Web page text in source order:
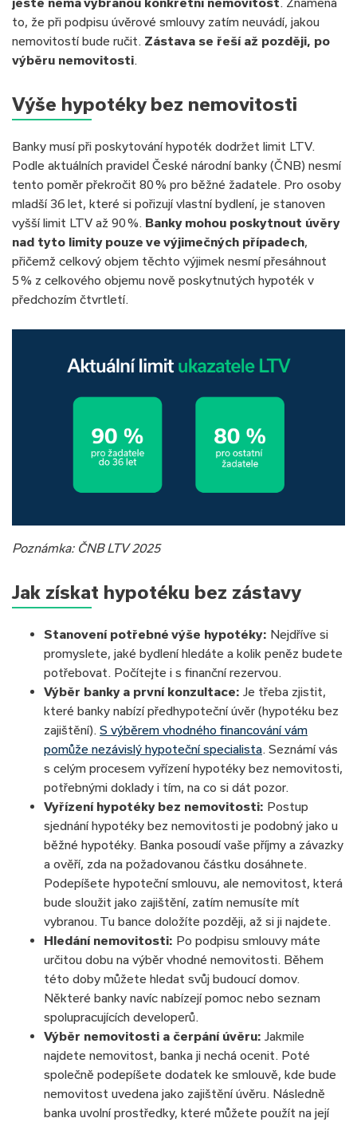
to, že při podpisu úvěrové smlouvy zatím neuvádí, jakou
nemovitostí bude ručit. Zástava se řeší až později, po
výběru nemovitosti.
Výše hypotéky bez nemovitosti
Banky musí při poskytování hypoték dodržet limit LTV.
Podle aktuálních pravidel České národní banky (ČNB) nesmí
tento poměr překročit 80 % pro běžné žadatele. Pro osoby
mladší 36 let, které si pořizují vlastní bydlení, je stanoven
vyšší limit LTV až 90 %. Banky mohou poskytnout úvěry
nad tyto limity pouze ve výjimečných případech,
přičemž celkový objem těchto výjimek nesmí přesáhnout
5 % z celkového objemu nově poskytnutých hypoték v
předchozím čtvrtletí.
Poznámka: ČNB LTV 2025
Jak získat hypotéku bez zástavy
Stanovení potřebné výše hypotéky: Nejdříve si
promyslete, jaké bydlení hledáte a kolik peněz budete
potřebovat. Počítejte i s finanční rezervou.
Výběr banky a první konzultace: Je třeba zjistit,
které banky nabízí předhypoteční úvěr (hypotéku bez
zajištění). S výběrem vhodného financování vám
pomůže nezávislý hypoteční specialista. Seznámí vás
s celým procesem vyřízení hypotéky bez nemovitosti,
potřebnými doklady i tím, na co si dát pozor.
Vyřízení hypotéky bez nemovitosti: Postup
sjednání hypotéky bez nemovitosti je podobný jako u
běžné hypotéky. Banka posoudí vaše příjmy a závazky
a ověří, zda na požadovanou částku dosáhnete.
Podepíšete hypoteční smlouvu, ale nemovitost, která
bude sloužit jako zajištění, zatím nemusíte mít
vybranou. Tu bance doložíte později, až si ji najdete.
Hledání nemovitosti: Po podpisu smlouvy máte
určitou dobu na výběr vhodné nemovitosti. Během
této doby můžete hledat svůj budoucí domov.
Některé banky navíc nabízejí pomoc nebo seznam
spolupracujících developerů.
Výběr nemovitosti a čerpání úvěru: Jakmile
najdete nemovitost, banka ji nechá ocenit. Poté
společně podepíšete dodatek ke smlouvě, kde bude
nemovitost uvedena jako zajištění úvěru. Následně
banka uvolní prostředky, které můžete použít na její